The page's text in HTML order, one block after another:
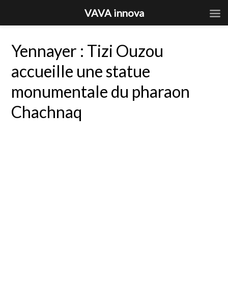
Yennayer : Tizi Ouzou
accueille une statue
monumentale du pharaon
Chachnaq
VAVA innova